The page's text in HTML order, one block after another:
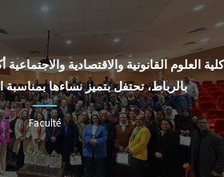
كلية العلوم القانونية والاقتصادية
بالرباط، تحتفل بتميز نساءها بمناسبة
Faculté